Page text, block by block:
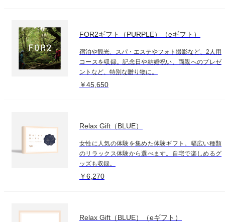
FOR2ギフト（PURPLE）（eギフト）
宿泊や観光、スパ・エステやフォト撮影など、2人用
コースを収録。記念日や結婚祝い、両親へのプレゼ
ントなど、特別な贈り物に。
￥45,650
Relax Gift（BLUE）
女性に人気の体験を集めた体験ギフト。幅広い種類
のリラックス体験から選べます。自宅で楽しめるグ
ッズも収録。
￥6,270
Relax Gift（BLUE）（eギフト）